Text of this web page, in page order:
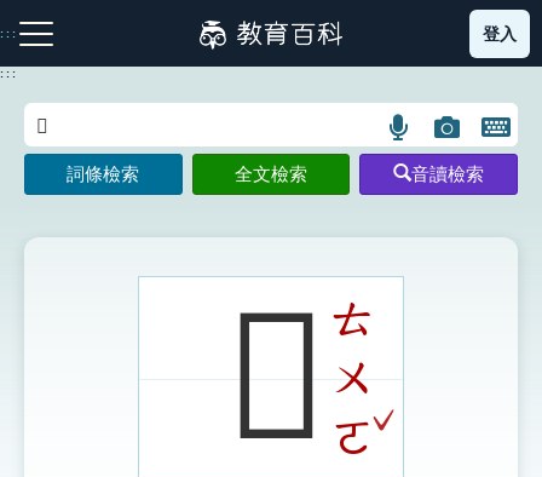
到
主
:::
注音索引圖示 筆畫索引圖示 部首索引表圖示
登入
:::
語
言
搜
示
圖
片
搜
開
鍵
圖
詞條檢索 全文檢索 音讀檢索
𢓰ㄊ
ㄨ
ㄛ
ˇ